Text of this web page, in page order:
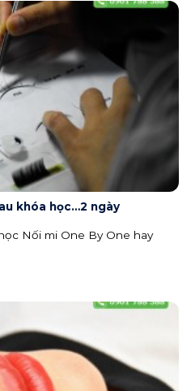
khóa học…2 ngày
Nối mi One By One hay